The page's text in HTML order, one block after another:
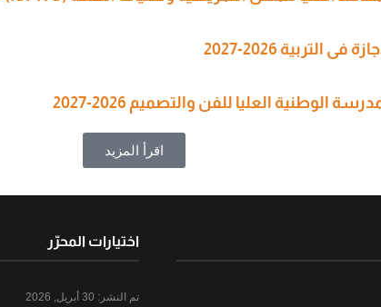
التربية 2026-2027
الوطنية العليا للفن والتصميم 2026-2027
اقرأ المزيد
اختيارات المحرّر
تم النشر: